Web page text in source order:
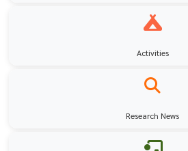
Activities
Research News